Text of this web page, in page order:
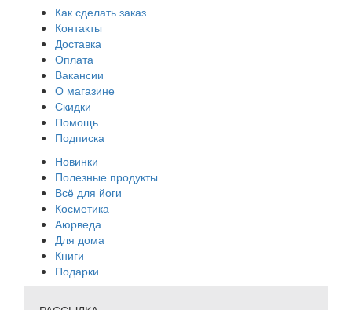
Как сделать заказ
Контакты
Доставка
Оплата
Вакансии
О магазине
Скидки
Помощь
Подписка
Новинки
Полезные продукты
Всё для йоги
Косметика
Аюрведа
Для дома
Книги
Подарки